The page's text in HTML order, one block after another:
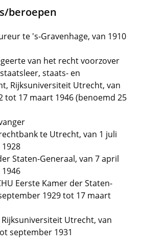
beroepen
te 's-Gravenhage, van 1910
van het recht voorzover
staats- en
Rijksuniversiteit Utrecht, van
tot 17 maart 1946 (benoemd 25
te Utrecht, van 1 juli
Staten-Generaal, van 7 april
Eerste Kamer der Staten-
1929 tot 17 maart
Utrecht, van
september 1931